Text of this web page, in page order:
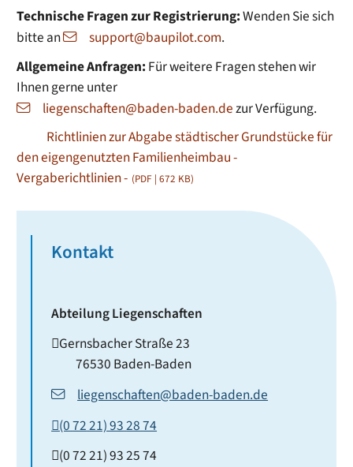
Technische Fragen zur Registrierung:Wenden Sie sich
bitte an
support@baupilot.com.
Allgemeine Anfragen: Für weitere Fragen stehen wir
Ihnen gerne unter
liegenschaften@baden-baden.dezur Verfügung.
Richtlinien zur Abgabe städtischer Grundstücke für
den eigengenutzten Familienheimbau -
Vergaberichtlinien - (PDF | 672 KB)
Kontakt
Abteilung Liegenschaften
Gernsbacher Straße 23
76530 Baden-Baden
liegenschaften@baden-baden.de
(07221) 932874
(07221) 932574